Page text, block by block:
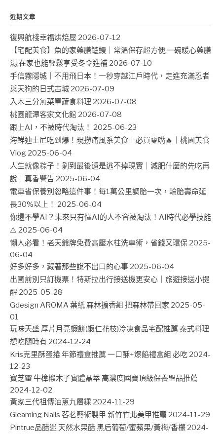
近期文章
復興航棧幸福烘焙屋 2026-07-12
【宅配美食】魚的家藥膳鱸鰻｜常溫保存超方便,一碗暖心藥膳
湯,在家也能輕鬆享受冬令進補 2026-07-10
手信霧隱城｜不用飛日本！一秒穿越江戶時代，走進充滿忍者
與天狗的日式古城 2026-07-09
入木三分無菜單蔬食料理 2026-07-08
桃園龍潭客家文化館 2026-07-08
跟上AI，不被時代淘汰！ 2025-06-23
海鮮迪士尼吃到爆！現撈痛風系美食＋必買零嘴🔥｜桃園美食
Vlog 2025-06-04
人生就像粽子！剝到最後還是逃不掉現實｜減肥什麼的先吃再
說｜真香警告 2025-06-04
電車省保養別忽略這件事！每1萬公里調胎一次，輪胎壽命延
長30%以上！ 2025-06-04
你還不學AI？未來只有懂AI的人不會被淘汰！AI時代必學技能
⚠️ 2025-06-04
懶人必看！老天爺牌免費高壓水柱洗車術，省錢又環保 2025-
06-04
好多好多，藏著那些說不出口的心事 2025-06-04
出國前別只訂機票！特斯拉出行接送機更安心｜旅遊接送小提
醒 2025-05-28
Gdesign AROMA 葉紙 森林擴香組 把森林帶回家 2025-05-
01
玩味天盛 厚片月亮蝦餅(蝦仁花枝)冷凍食品宅配推薦 泰式料理
想吃隨時有 2024-12-24
Kris克里酥蛋捲 年節禮盒推薦 一口酥+爆餡禮盒組 必吃 2024-
12-23
寶芝靈 牛樟椴木子實體晶萃 高濃度國寶頂級保養聖品推薦
2024-12-02
黃家三代祖傳油蔥九層粿 2024-11-29
Gleaming Nails 茖茗藝術製甲 新竹竹北美甲推薦 2024-11-29
Pintrue品醋迷 天然水果醋 黑后葡萄/蜜蘋果/黃梅/香檬 2024-